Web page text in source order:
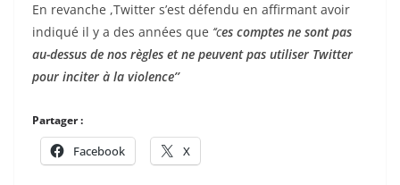
En revanche ,Twitter s’est défendu en affirmant avoir
indiqué il y a des années que ‘‘ces comptes ne sont pas
au-dessus de nos règles et ne peuvent pas utiliser Twitter
pour inciter à la violence’’
Partager :
Facebook X